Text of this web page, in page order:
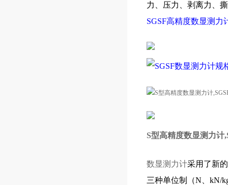
力、压力、剥离力、
SGSF高精度数显测力
SGSF数显测力计规
S型高精度数显测力计
数显测力计采用了新
三种单位制（N、kN/